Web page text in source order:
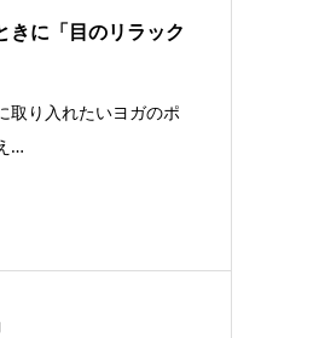
きに「目のリラック
取り入れたいヨガのポ
…